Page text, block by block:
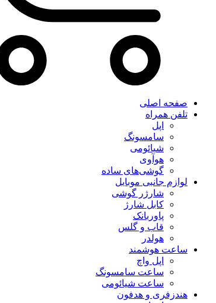
صفحه اصلی
تلفن همراه
اپل
سامسونگ
شیائومی
هوآوی
گوشی‌های ساده
لوازم جانبی موبایل
شارژر گوشی
کابل شارژ
پاوربانک
قاب و گلس
هولدر
ساعت هوشمند
اپل واچ
ساعت سامسونگ
ساعت شیائومی
هندزفری و هدفون